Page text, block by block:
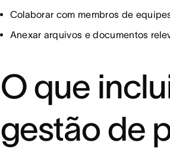
Colaborar com membros de
Anexar arquivos e documentos
O que
gestão de